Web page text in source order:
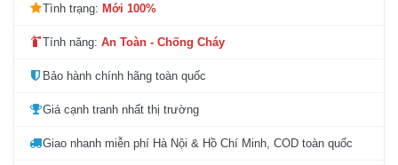
Tình trạng: Mới 100%
Tính năng: An Toàn - Chống Cháy
Bảo hành chính hãng toàn quốc
Giá cạnh tranh nhất thị trường
Giao nhanh miễn phí Hà Nội & Hồ Chí Minh, COD toàn quốc